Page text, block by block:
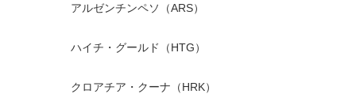
アルゼンチンペソ（ARS）
ハイチ・グールド（HTG）
クロアチア・クーナ（HRK）